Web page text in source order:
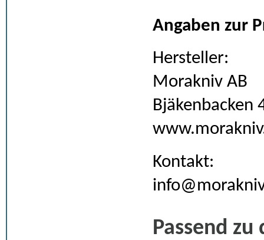
Angaben zur
Hersteller:
Morakniv AB
Bjäkenbacken
Kontakt:
Passend